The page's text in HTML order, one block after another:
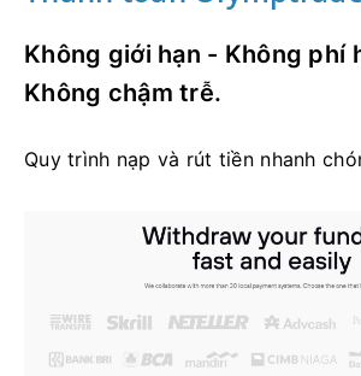
Không giới hạn - Không phí
Không chậm trễ.
Quy trình nạp và rút tiền nhanh